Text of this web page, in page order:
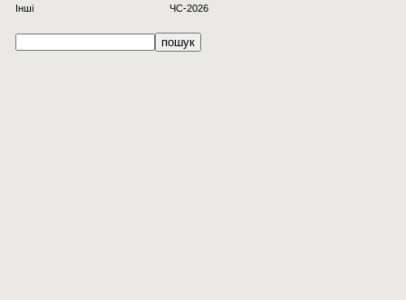
Інші
ЧС-2026